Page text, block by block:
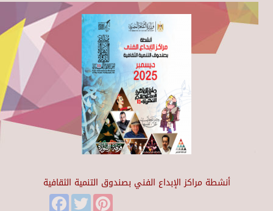
أنشطة مراكز الإبداع الفني بصندوق التنمية الثقافية
FacebookTwitter